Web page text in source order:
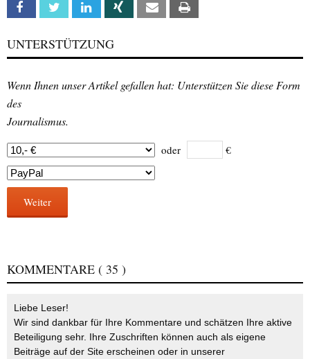
Facebook Twitter Linkedin Xing Email
UNTERSTÜTZUNG
Wenn Ihnen unser Artikel gefallen hat: Unterstützen Sie diese Form
des
Journalismus.
oder €
Weiter
KOMMENTARE ( 35 )
Liebe Leser!
Wir sind dankbar für Ihre Kommentare und schätzen Ihre aktive
Beteiligung sehr. Ihre Zuschriften können auch als eigene
Beiträge auf der Site erscheinen oder in unserer